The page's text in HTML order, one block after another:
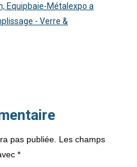
Equipbaie-Métalexpo a
- Verre &
pas publiée. Les champs
*